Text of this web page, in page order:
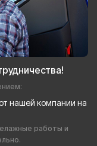
нашей компании на
работы и